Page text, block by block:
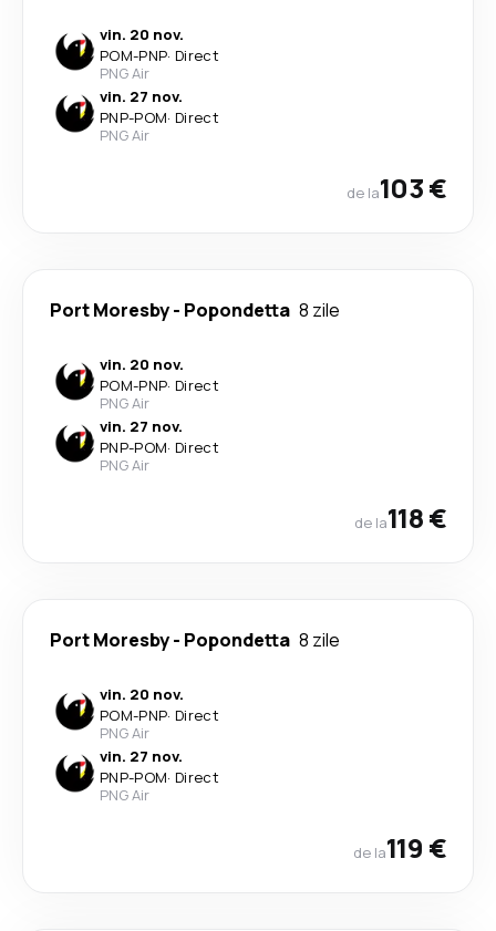
vin. 20 nov.
POM-PNP· Direct
PNG Air
vin. 27 nov.
PNP-POM· Direct
PNG Air
de la103 €
Port Moresby- Popondetta 8 zile
vin. 20 nov.
POM-PNP· Direct
PNG Air
vin. 27 nov.
PNP-POM· Direct
PNG Air
de la118 €
Port Moresby- Popondetta 8 zile
vin. 20 nov.
POM-PNP· Direct
PNG Air
vin. 27 nov.
PNP-POM· Direct
PNG Air
de la119 €